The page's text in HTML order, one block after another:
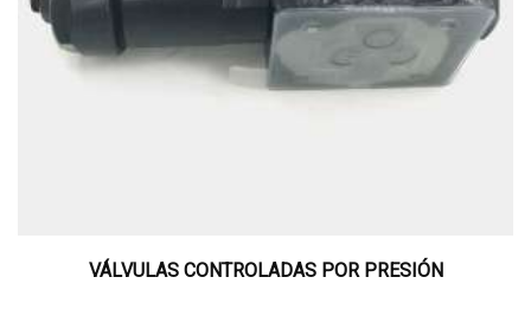
VÁLVULAS CONTROLADAS POR PRESIÓN